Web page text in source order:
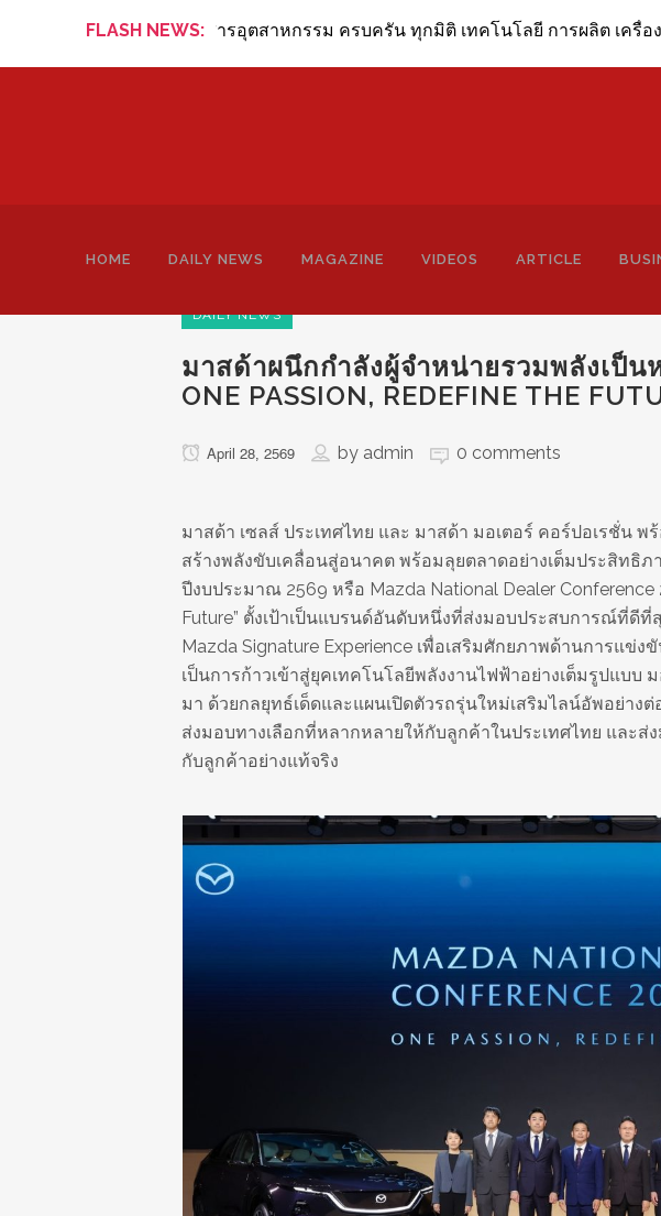
FLASH NEWS:
Online ข่าวสารอุตสาหกรรม ครบครัน ทุกมิติ เทคโนโลยี การผลิต เครื่องจักรและ
HOME DAILY NEWS MAGAZINE VIDEOS ARTICLE
DAILY NEWS
มาสด้าผนึกกำลังผู้จำหน่ายรวมพลังเป็น
ONE PASSION, REDEFINE THE
April 28, 2569 by admin 0 comments
มาสด้า เซลส์ ประเทศไทย และ มาสด้า มอเตอร์ คอร์ปอเรชั่น
สร้างพลังขับเคลื่อนสู่อนาคต พร้อมลุยตลาดอย่างเต็มประสิทธิ
ปีงบประมาณ 2569 หรือ Mazda National Dealer Conference
Future” ตั้งเป้าเป็นแบรนด์อันดับหนึ่งที่ส่งมอบประสบการณ์ที่
Mazda Signature Experience เพื่อเสริมศักยภาพด้านการแข่ง
เป็นการก้าวเข้าสู่ยุคเทคโนโลยีพลังงานไฟฟ้าอย่างเต็มรูปแบบ
มา ด้วยกลยุทธ์เด็ดและแผนเปิดตัวรถรุ่นใหม่เสริมไลน์อัพอย่าง
ส่งมอบทางเลือกที่หลากหลายให้กับลูกค้าในประเทศไทย และ
กับลูกค้าอย่างแท้จริง